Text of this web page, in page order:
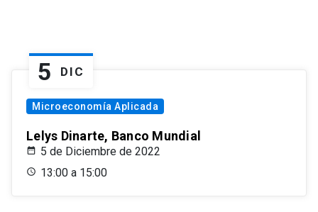
5 DIC
Microeconomía Aplicada
Lelys Dinarte, Banco Mundial
5 de Diciembre de 2022
13:00 a 15:00